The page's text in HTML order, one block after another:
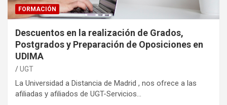
FORMACIÓN
Descuentos en la realización de Grados,
Postgrados y Preparación de Oposiciones en
UDIMA
UGT
La Universidad a Distancia de Madrid , nos ofrece a las
afiliadas y afiliados de UGT-Servicios…